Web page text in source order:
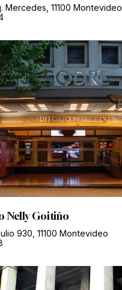
Mercedes, 11100 Montevideo
Nelly Goitiño
930, 11100 Montevideo